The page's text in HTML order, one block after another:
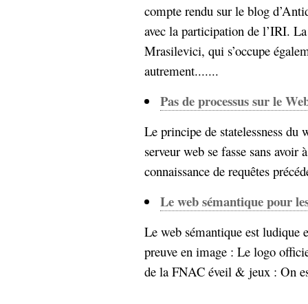
compte rendu sur le blog
avec la participation de l’IRI.
Mrasilevici, qui s’occupe
autrement.......
Pas de processus sur le
Le principe de statelessness du
serveur web se fasse sans avoir
connaissance de requêtes
Le web sémantique pour
Le web sémantique est ludique
preuve en image : Le logo
de la FNAC éveil & jeux : On